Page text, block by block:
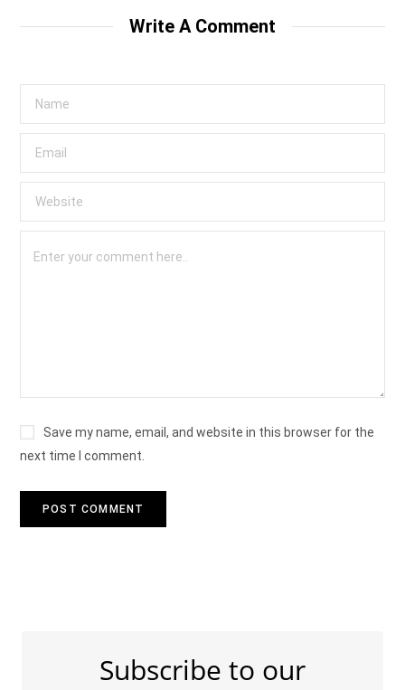
Write A Comment
Save my name, email, and website in this browser for the
next time I comment.
Subscribe to our